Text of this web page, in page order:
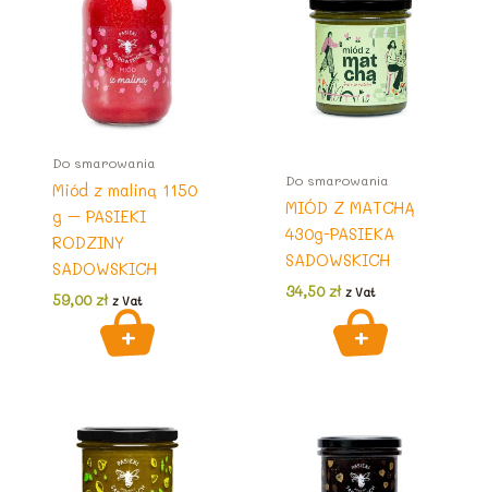
Do smarowania
Miód z maliną 1150
g – PASIEKI
RODZINY
SADOWSKICH
59,00zł z Vat
Do smarowania
MIÓD Z MATCHĄ
430g-PASIEKA
SADOWSKICH
34,50zł z Vat